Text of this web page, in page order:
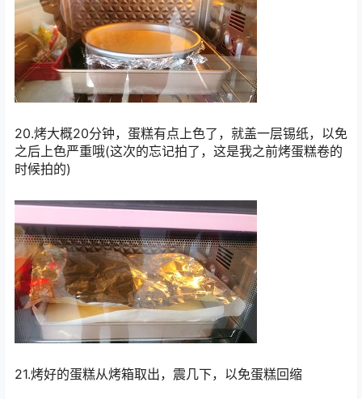
20.烤大概20分钟，蛋糕有点上色了，就盖一层锡纸，以免
之后上色严重哦(这次的忘记拍了，这是我之前烤蛋糕卷的
时候拍的)
21.烤好的蛋糕从烤箱取出，震几下，以免蛋糕回缩